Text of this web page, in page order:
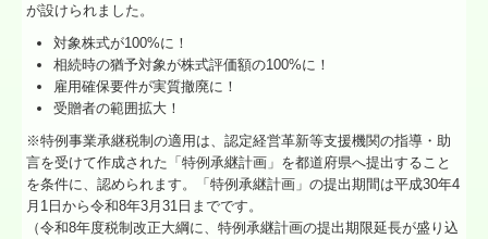
が設けられました。
対象株式が100%に！
相続時の猶予対象が株式評価額の100%に！
雇用確保要件が実質撤廃に！
受贈者の範囲拡大！
※特例事業承継税制の適用は、認定経営革新等支援機関の指導・助
言を受けて作成された「特例承継計画」を都道府県へ提出すること
を条件に、認められます。「特例承継計画」の提出期間は平成30年4
月1日から令和8年3月31日までです。
（令和8年度税制改正大綱に、特例承継計画の提出期限延長が盛り込